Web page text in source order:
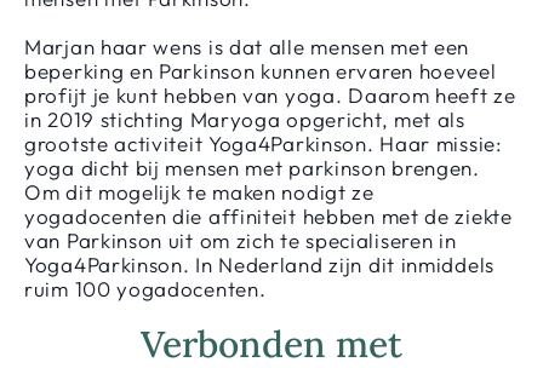
Marjan haar wens is dat alle mensen met een
beperking en Parkinson kunnen ervaren hoeveel
profijt je kunt hebben van yoga. Daarom heeft ze
in 2019 stichting Maryoga opgericht, met als
grootste activiteit Yoga4Parkinson. Haar missie:
yoga dicht bij mensen met parkinson brengen.
Om dit mogelijk te maken nodigt ze
yogadocenten die affiniteit hebben met de ziekte
van Parkinson uit om zich te specialiseren in
Yoga4Parkinson. In Nederland zijn dit inmiddels
ruim 100 yogadocenten.
Verbonden met